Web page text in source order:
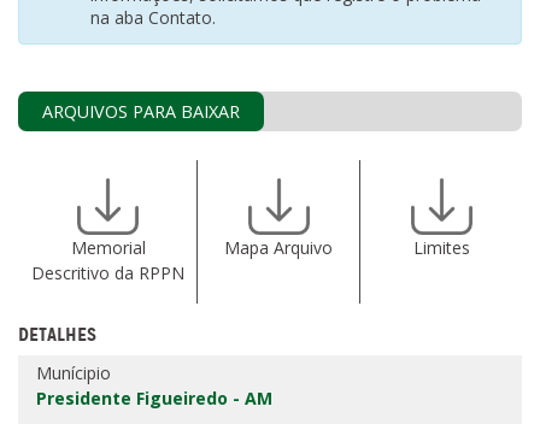
na aba Contato.
ARQUIVOS PARA BAIXAR
Memorial
Descritivo da RPPN
Mapa Arquivo Limites
DETALHES
Munícipio
Presidente Figueiredo - AM